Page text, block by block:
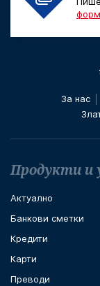
За нас
Футър
Продукти и
Актуално
Банкови сметки
Кредити
Карти
Преводи